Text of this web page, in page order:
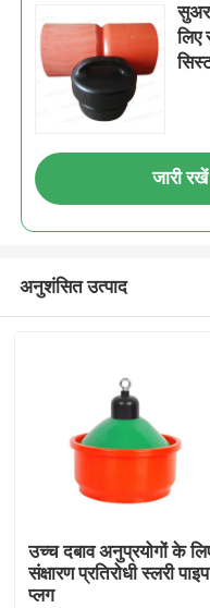
लिए
जारी रखें
अनुशंसित उत्पाद
उच्च दबाव अनुप्रयोगों के
संक्षारण प्रतिरोधी स्लरी पाइप
प्लग